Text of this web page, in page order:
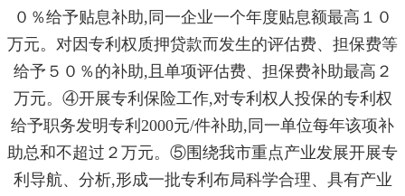
０％给予贴息补助,同一企业一个年度贴息额最高１０
万元。对因专利权质押贷款而发生的评估费、担保费等
给予５０％的补助,且单项评估费、担保费补助最高２
万元。④开展专利保险工作,对专利权人投保的专利权
给予职务发明专利2000元/件补助,同一单位每年该项补
助总和不超过２万元。⑤围绕我市重点产业发展开展专
利导航、分析,形成一批专利布局科学合理、具有产业